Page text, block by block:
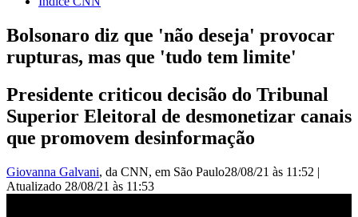
Bolsonaro diz que 'não deseja' provocar
rupturas, mas que 'tudo tem limite'
Presidente criticou decisão do Tribunal
Superior Eleitoral de desmonetizar canais
que promovem desinformação
Giovanna Galvani, da CNN, em São Paulo28/08/21 às 11:52 |
Atualizado 28/08/21 às 11:53